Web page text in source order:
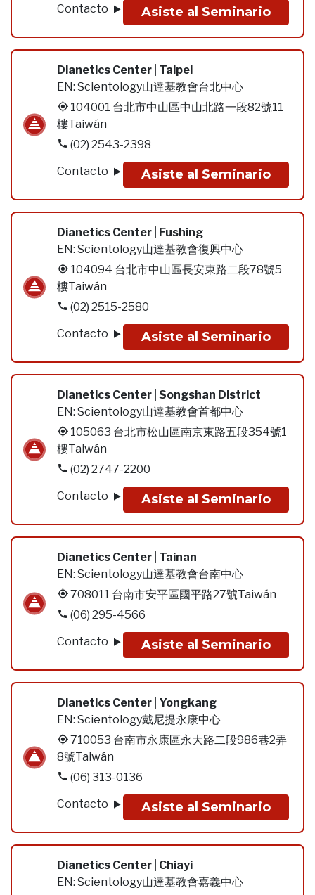
Contacto Asiste al Seminario
Dianetics Center | Taipei
EN: Scientology山達基教會台北中心
104001 台北市中山區中山北路一段82號11
樓Taiwán
(02) 2543-2398
Contacto
Asiste al Seminario
Dianetics Center | Fushing
EN: Scientology山達基教會復興中心
104094 台北市中山區長安東路二段78號5
樓Taiwán
(02) 2515-2580
Contacto
Asiste al Seminario
Dianetics Center | Songshan District
EN: Scientology山達基教會首都中心
105063 台北市松山區南京東路五段354號1
樓Taiwán
(02) 2747-2200
Contacto
Asiste al Seminario
Dianetics Center | Tainan
EN: Scientology山達基教會台南中心
708011 台南市安平區國平路27號Taiwán
(06) 295-4566
Contacto
Asiste al Seminario
Dianetics Center | Yongkang
EN: Scientology戴尼提永康中心
710053 台南市永康區永大路二段986巷2弄
8號Taiwán
(06) 313-0136
Contacto
Asiste al Seminario
Dianetics Center | Chiayi
EN: Scientology山達基教會嘉義中心